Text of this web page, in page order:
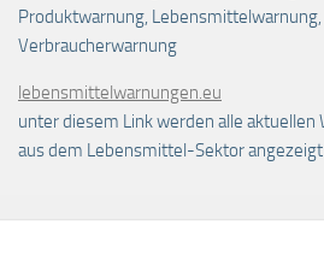
Produktwarnung,
Verbraucherwarnung
lebensmittelwarnungen.eu
unter diesem Link werden alle aktuellen
aus dem Lebensmittel-Sektor angezeigt